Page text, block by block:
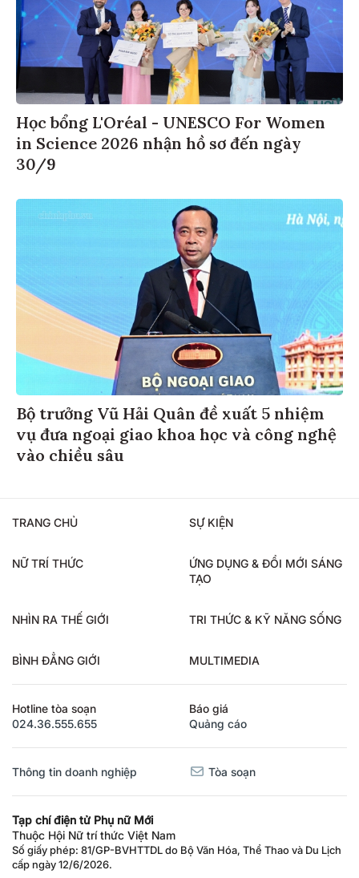
Học bổng L'Oréal - UNESCO For Women
in Science 2026 nhận hồ sơ đến ngày
30/9
Bộ trưởng Vũ Hải Quân đề xuất 5 nhiệm
vụ đưa ngoại giao khoa học và công nghệ
vào chiều sâu
TRANG CHỦ SỰ KIỆN
NỮ TRÍ THỨC
ỨNG DỤNG & ĐỔI MỚI SÁNG
TẠO
NHÌN RA THẾ GIỚI TRI THỨC & KỸ NĂNG SỐNG
BÌNH ĐẲNG GIỚI MULTIMEDIA
Hotline tòa soạn
024.36.555.655
Báo giá
Quảng cáo
Thông tin doanh nghiệp Tòa soạn
Tạp chí điện tử Phụ nữ Mới
Thuộc Hội Nữ trí thức Việt Nam
Số giấy phép: 81/GP-BVHTTDL do Bộ Văn Hóa, Thể Thao và Du Lịch
cấp ngày 12/6/2026.